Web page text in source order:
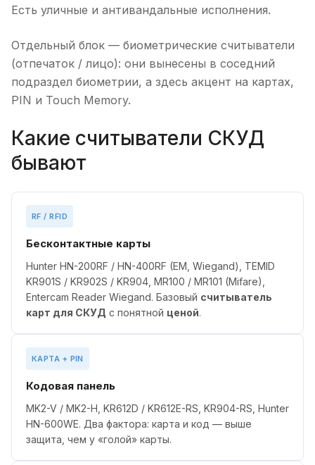
Есть уличные и антивандальные исполнения.
Отдельный блок — биометрические считыватели
(отпечаток / лицо): они вынесены в соседний
подраздел биометрии, а здесь акцент на картах,
PIN и Touch Memory.
Какие считыватели СКУД
бывают
RF / RFID
Бесконтактные карты
Hunter HN-200RF / HN-400RF (EM, Wiegand), TEMID
KR901S / KR902S / KR904, MR100 / MR101 (Mifare),
Entercam Reader Wiegand. Базовый считыватель
карт для СКУД с понятной ценой.
КАРТА + PIN
Кодовая панель
MK2-V / MK2-H, KR612D / KR612E-RS, KR904-RS, Hunter
HN-600WE. Два фактора: карта и код — выше
защита, чем у «голой» карты.